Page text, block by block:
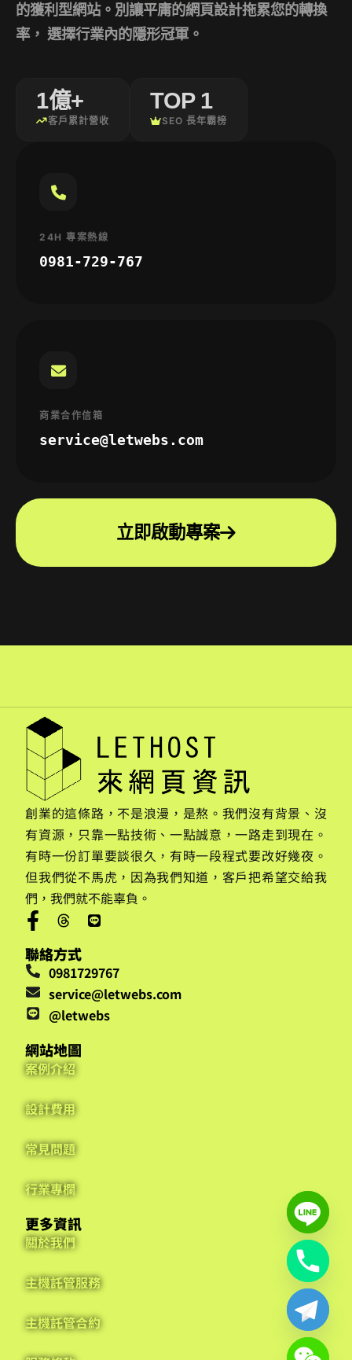
的獲利型網站。別讓平庸的網頁設計拖累您的轉換
率， 選擇行業內的隱形冠軍。
1億+
客戶累計營收
TOP 1
SEO 長年霸榜
24H 專案熱線
0981-729-767
商業合作信箱
service@letwebs.com
立即啟動專案
創業的這條路，不是浪漫，是熬。我們沒有背景、沒
有資源，只靠一點技術、一點誠意，一路走到現在。
有時一份訂單要談很久，有時一段程式要改好幾夜。
但我們從不馬虎，因為我們知道，客戶把希望交給我
們，我們就不能辜負。
聯絡方式
0981729767
service@letwebs.com
@letwebs
網站地圖
案例介紹
設計費用
常見問題
行業專欄
更多資訊
關於我們
主機託管服務
主機託管合約